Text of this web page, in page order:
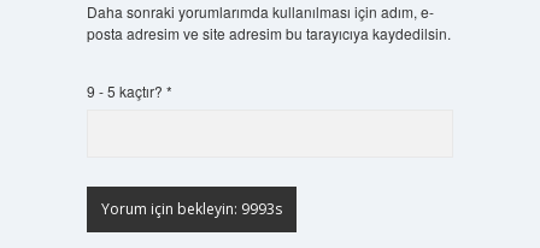
Daha sonraki yorumlarımda kullanılması için adım, e-
posta adresim ve site adresim bu tarayıcıya kaydedilsin.
9 - 5 kaçtır? *